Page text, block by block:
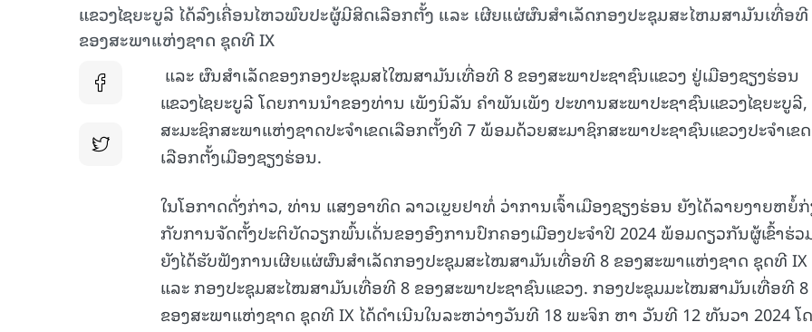
ແຂວງໄຊຍະບູລີ ໄດ້ລົງເຄື່ອນໄຫວພົບປະຜູ້ມີສິດເລືອກຕັ້ງ ແລະ ເຜີຍແຜ່ຜົນສໍາເລັດກອງປະຊຸມສະໄຫມສາມັນເທື່ອທີ
ຂອງສະພາແຫ່ງຊາດ ຊຸດທີ IX
ແລະ ຜົນສຳເລັດຂອງກອງປະຊຸມສໄໃໝສາມັນເທື່ອທີ 8 ຂອງສະພາປະຊາຊົນແຂວງ ຢູ່ເມືອງຊຽງຮ່ອນ
ແຂວງໄຊຍະບູລີ ໂດຍການນໍາຂອງທ່ານ ເພັງນິລັນ ຄຳພັນເພັງ ປະທານສະພາປະຊາຊົນແຂວງໄຊຍະບູລີ
ສະມະຊິກສະພາແຫ່ງຊາດປະຈໍາເຂດເລືອກຕັ້ງທີ 7 ພ້ອມດ້ວຍສະມາຊິກສະພາປະຊາຊົນແຂວງປະຈຳເຂດ
ເລືອກຕັ້ງເມືອງຊຽງຮ່ອນ.
ໃນໂອກາດດັ່ງກ່າວ, ທ່ານ ແສງອາທິດ ລາວເບຼຍຢາທໍ່ ວ່າການເຈົ້າເມືອງຊຽງຮ່ອນ ຍັງໄດ້ລາຍງາຍຫຍໍ້
ກັບການຈັດຕັ້ງປະຕິບັດວຽກພົ້ນເດັ່ນຂອງອົງການປົກຄອງເມືອງປະຈຳປີ 2024 ພ້ອມດຽວກັນຜູ້ເຂົ້າຮ່ວ
ຍັງໄດ້ຮັບຟັງການເຜີຍແຜ່ຜົນສໍາເລັດກອງປະຊຸມສະໄໝສາມັນເທື່ອທີ 8 ຂອງສະພາແຫ່ງຊາດ ຊຸດທີ IX
ແລະ ກອງປະຊຸມສະໄໝສາມັນເທື່ອທີ 8 ຂອງສະພາປະຊາຊົນແຂວງ. ກອງປະຊຸມມະໄໝສາມັນເທື່ອທີ 8
ຂອງສະພາແຫ່ງຊາດ ຊຸດທີ IX ໄດ້ດໍາເນີນໃນລະຫວ່າງວັນທີ 18 ພະຈິກ ຫາ ວັນທີ 12 ທັນວາ 2024 ໂ
15.040(07-08-2026)